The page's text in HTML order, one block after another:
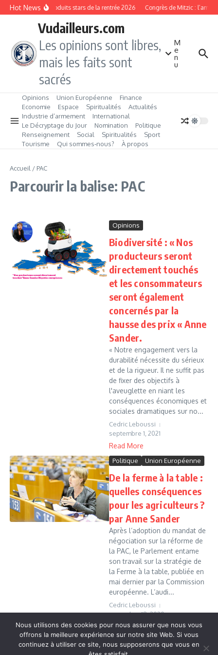
Aller au contenu
Hot NewsLes produits stars de la rentrée 2026 Congrès de Mitzic :
Vudailleurs.com
Les opinions sont libres,
mais les faits sont
sacrés
M
e
n
u
Opinions Union Européenne
Finance
Economie
Espace Spiritualités
Actualités
Industrie d’armement
International
Le Décryptage du Jour
Nomination
Politique
Renseignement
Social Spiritualités
Sport
Tourisme
Qui sommes‑nous? À propos
Accueil / PAC
Parcourir la balise: PAC
Opinions
Biodiversité : « Nos
producteurs seront
directement touchés
et les consommateurs
seront également
concernés par la
hausse des prix « Anne
Sander.
« Notre engagement vers la
durabilité nécessite du sérieux
et de la rigueur. Il ne suffit pas
de fixer des objectifs à
l'aveuglette en niant les
conséquences économiques et
sociales dramatiques sur no...
Cedric Leboussi
septembre 1, 2021
Read More
Politique Union Européenne
De la ferme à la table :
quelles conséquences
pour les agriculteurs ?
par Anne Sander
Après l’adoption du mandat de
négociation sur la réforme de
la PAC, le Parlement entame
son travail sur la stratégie de
la Ferme à la table, publiée en
mai dernier par la Commission
européenne. L’audi...
Cedric Leboussi
novembre 18, 2020
Read More
Nous utilisons des cookies pour nous assurer que nous vous
offrons la meilleure expérience sur notre site Web. Si vous
continuez à utiliser ce site, nous supposerons que vous en